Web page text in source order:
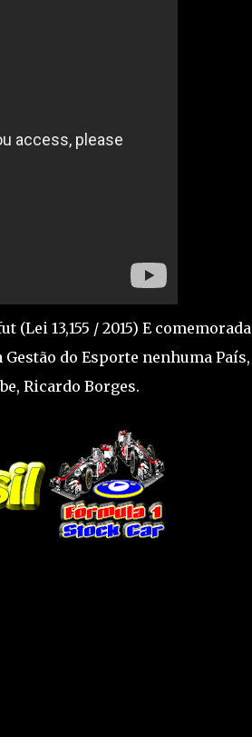
13,155 / 2015) E comemorada
do Esporte nenhuma País,
Ricardo Borges.